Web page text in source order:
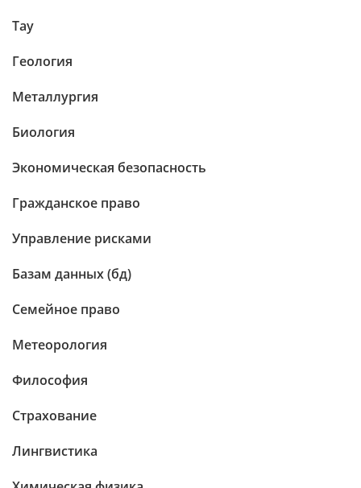
Тау
Геология
Металлургия
Биология
Экономическая безопасность
Гражданское право
Управление рисками
Базам данных (бд)
Семейное право
Метеорология
Философия
Страхование
Лингвистика